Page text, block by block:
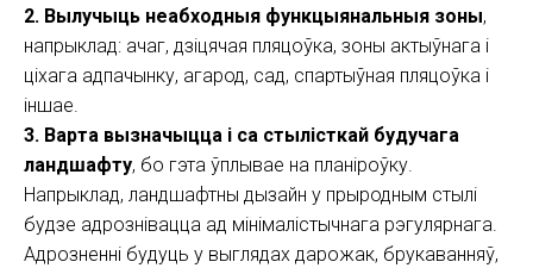
2. Вылучыць неабходныя функцыянальныя зоны,
напрыклад: ачаг, дзіцячая пляцоўка, зоны актыўнага і
ціхага адпачынку, агарод, сад, спартыўная пляцоўка і
іншае.
3. Варта вызначыцца і са стылісткай будучага
ландшафту, бо гэта ўплывае на планіроўку.
Напрыклад, ландшафтны дызайн у прыродным стылі
будзе адрознівацца ад мінімалістычнага рэгулярнага.
Адрозненні будуць у выглядах дарожак, брукаванняў,